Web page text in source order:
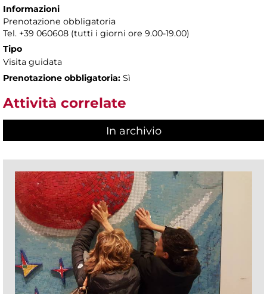
Informazioni
Prenotazione obbligatoria
Tel. +39 060608 (tutti i giorni ore 9.00-19.00)
Tipo
Visita guidata
Prenotazione obbligatoria: Sì
Attività correlate
In archivio